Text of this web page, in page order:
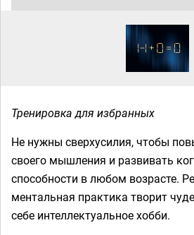
Тренировка для избранных
Не нужны сверхусилия, чтобы
своего мышления и развивать
способности в любом возрасте.
ментальная практика творит
себе интеллектуальное хобби.